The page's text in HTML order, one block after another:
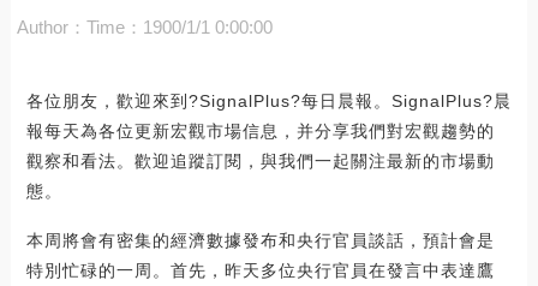
Author： Time：1900/1/1 0:00:00
各位朋友，歡迎來到?SignalPlus?每日晨報。SignalPlus?晨
報每天為各位更新宏觀市場信息，并分享我們對宏觀趨勢的
觀察和看法。歡迎追蹤訂閱，與我們一起關注最新的市場動
態。
本周將會有密集的經濟數據發布和央行官員談話，預計會是
特別忙碌的一周。首先，昨天多位央行官員在發言中表達鷹